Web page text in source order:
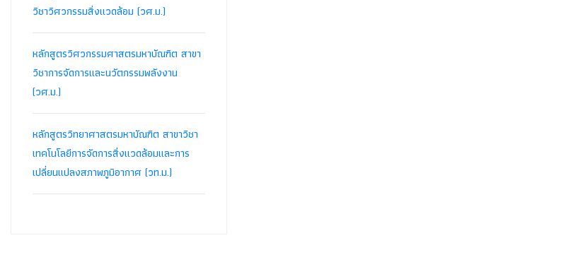
วิชาวิศวกรรมสิ่งแวดล้อม (วศ.ม.)
หลักสูตรวิศวกรรมศาสตรมหาบัณฑิต สาขา
วิชาการจัดการและนวัตกรรมพลังงาน
(วศ.ม.)
หลักสูตรวิทยาศาสตรมหาบัณฑิต สาขาวิชา
เทคโนโลยีการจัดการสิ่งแวดล้อมและการ
เปลี่ยนแปลงสภาพภูมิอากาศ (วท.ม.)